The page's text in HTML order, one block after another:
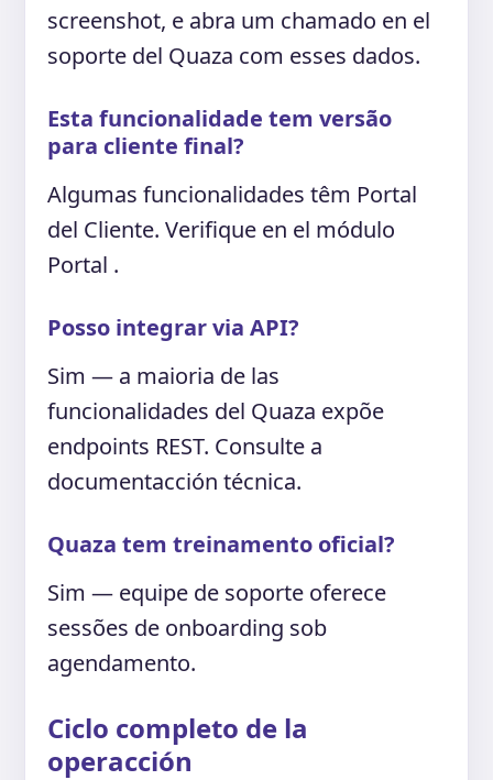
screenshot, e abra um chamado en el
soporte del Quaza com esses dados.
Esta funcionalidade tem versão
para cliente final?
Algumas funcionalidades têm Portal
del Cliente. Verifique en el módulo
Portal .
Posso integrar via API?
Sim — a maioria de las
funcionalidades del Quaza expõe
endpoints REST. Consulte a
documentacción técnica.
Quaza tem treinamento oficial?
Sim — equipe de soporte oferece
sessões de onboarding sob
agendamento.
Ciclo completo de la
operacción